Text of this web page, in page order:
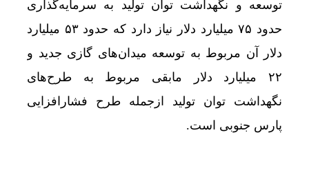
توسعه و نگهداشت توان تولید به سرمایه‌گذاری
حدود ۷۵ میلیارد دلار نیاز دارد که حدود ۵۳ میلیارد
دلار آن مربوط به توسعه میدان‌های گازی جدید و
۲۲ میلیارد دلار مابقی مربوط به طرح‌های
نگهداشت توان تولید ازجمله طرح فشارافزایی
پارس جنوبی است.